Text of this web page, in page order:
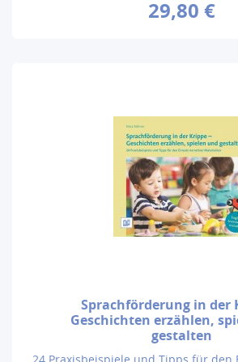
29,80 €
Sprachförderung in der
Geschichten erzählen,
gestalten
24 Praxisbeispiele und Tipps für den